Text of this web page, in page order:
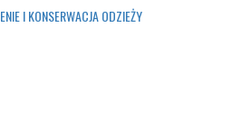
I KONSERWACJA ODZIEŻY